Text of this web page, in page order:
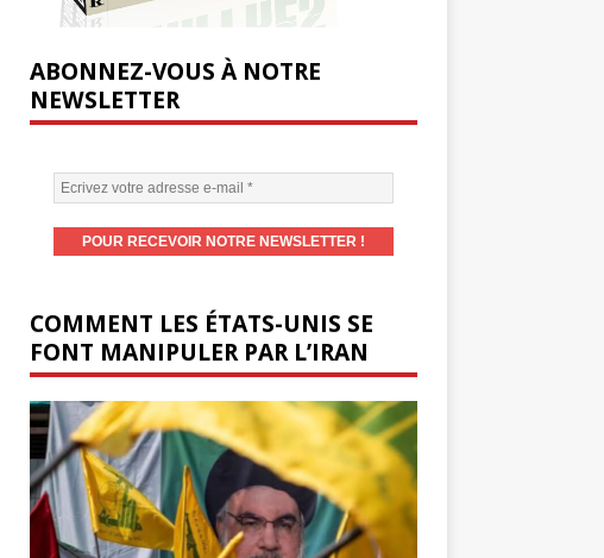
ABONNEZ-VOUS À NOTRE
NEWSLETTER
COMMENT LES ÉTATS-UNIS SE
FONT MANIPULER PAR L’IRAN